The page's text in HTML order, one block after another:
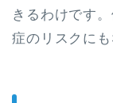
きるわけです
症のリスクに